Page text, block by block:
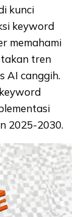
kunci
keyword
memahami
tren
AI canggih.
2025-2030.